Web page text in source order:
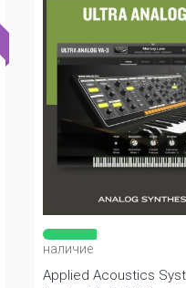
наличие
Applied Acoustics